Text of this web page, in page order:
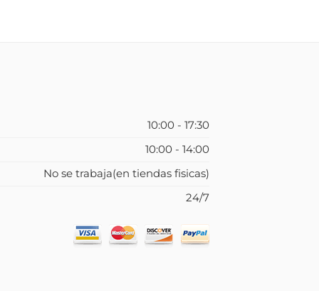
10:00 - 17:30
10:00 - 14:00
No se trabaja(en tiendas fisicas)
24/7